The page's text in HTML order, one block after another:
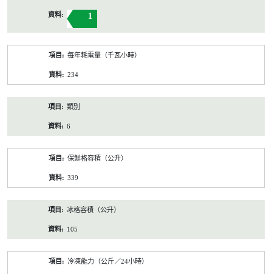
1
每年耗電量（千瓦小時）
234
類別
6
保鮮格容積（公升）
339
冰格容積（公升）
105
冷凍能力（公斤／24小時）